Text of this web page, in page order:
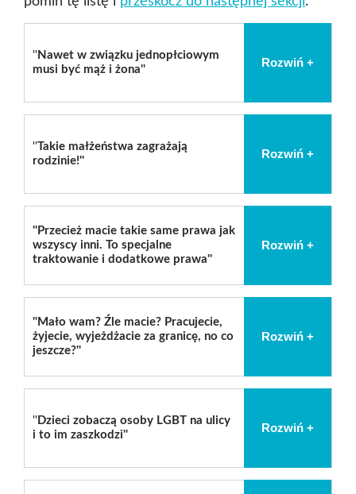
'' Nawet w związku jednopłciowym
musi być mąż i żona''
Rozwiń +
''Takie małżeństwa zagrażają
rodzinie!''
Rozwiń +
''Przecież macie takie same prawa jak
wszyscy inni. To specjalne
traktowanie i dodatkowe prawa''
Rozwiń +
''Mało wam? Źle macie? Pracujecie,
żyjecie, wyjeżdżacie za granicę, no co
jeszcze?''
Rozwiń +
'' Dzieci zobaczą osoby LGBT na ulicy
i to im zaszkodzi''
Rozwiń +